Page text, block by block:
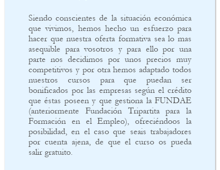
Siendo conscientes de la situación económica
que vivimos, hemos hecho un esfuerzo para
hacer que nuestra oferta formativa sea lo mas
asequible para vosotros y para ello por una
parte nos decidimos por unos precios muy
competitivos y por otra hemos adaptado todos
nuestros cursos para que puedan ser
bonificados por las empresas según el crédito
que éstas poseen y que gestiona la FUNDAE
(anteriormente Fundación Tripartita para la
Formación en el Empleo), ofreciéndoos la
posibilidad, en el caso que seais trabajadores
por cuenta ajena, de que el curso os pueda
salir gratuito.